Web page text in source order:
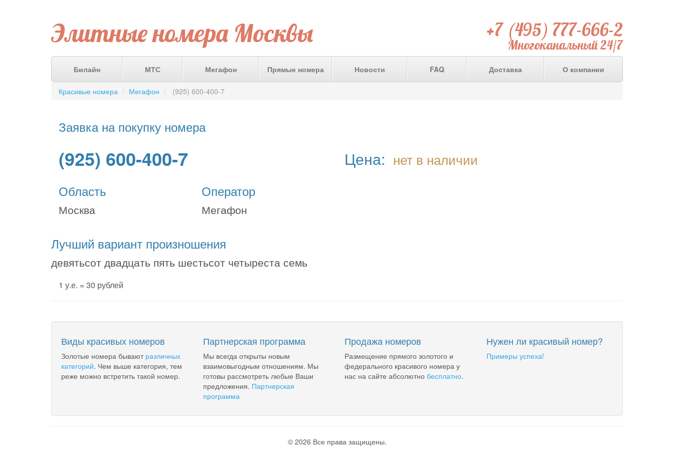
Элитные номера Москвы +7 (495) 777-666-2
Многоканальный 24/7
Билайн МТС Мегафон Прямые номера Новости FAQ Доставка О компании
Красивые номера Мегафон (925) 600-400-7
Заявка на покупку номера
(925) 600-400-7 Цена: нет в наличии
Область
Москва
Оператор
Мегафон
Лучший вариант произношения
девятьсот двадцать пять шестьсот четыреста семь
1 у.е. = 30 рублей
Виды красивых номеров
Золотые номера бывают различных
категорий. Чем выше категория, тем
реже можно встретить такой номер.
Партнерская программа
Мы всегда открыты новым
взаимовыгодным отношениям. Мы
готовы рассмотреть любые Ваши
предложения. Партнерская
программа
Продажа номеров
Размещение прямого золотого и
федерального красивого номера у
нас на сайте абсолютно бесплатно.
Нужен ли красивый номер?
Примеры успеха!
© 2026 Все права защищены.